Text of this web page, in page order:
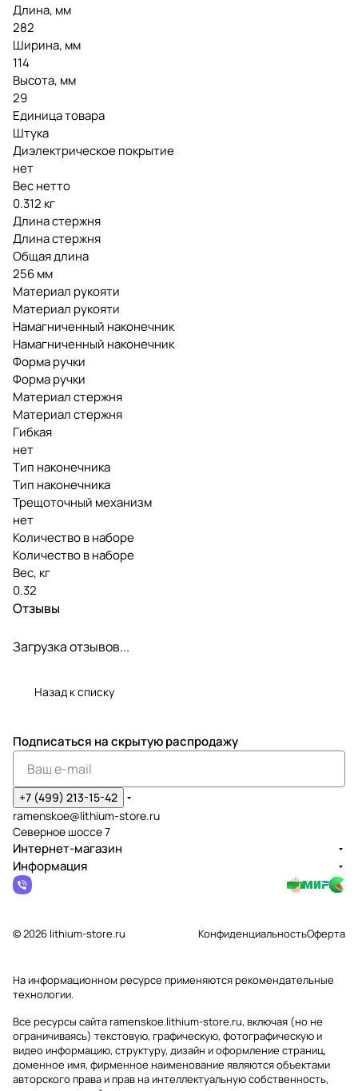
Длина, мм
282
Ширина, мм
114
Высота, мм
29
Единица товара
Штука
Диэлектрическое покрытие
нет
Вес нетто
0.312 кг
Длина стержня
Длина стержня
Общая длина
256 мм
Материал рукояти
Материал рукояти
Намагниченный наконечник
Намагниченный наконечник
Форма ручки
Форма ручки
Материал стержня
Материал стержня
Гибкая
нет
Тип наконечника
Тип наконечника
Трещоточный механизм
нет
Количество в наборе
Количество в наборе
Вес, кг
0.32
Отзывы
Загрузка отзывов...
Назад к списку
Подписаться на скрытую распродажу
+7 (499) 213-15-42
ramenskoe@lithium-store.ru
Северное шоссе 7
Интернет-магазин
Информация
© 2026 lithium-store.ru КонфиденциальностьОферта
На информационном ресурсе применяютсярекомендательные
технологии.
Все ресурсы сайта ramenskoe.lithium-store.ru, включая (но не
ограничиваясь) текстовую, графическую, фотографическую и
видео информацию, структуру, дизайн и оформление страниц,
доменное имя, фирменное наименование являются объектами
авторского права и прав на интеллектуальную собственность,